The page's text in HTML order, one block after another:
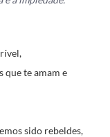
que te amam e
sido rebeldes,